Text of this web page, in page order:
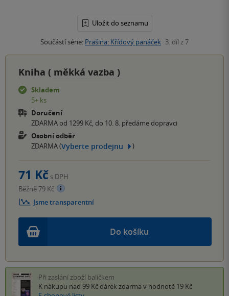
Uložit do seznamu
Součástí série: Prašina: Křídový panáček 3. díl z 7
Kniha ( měkká vazba )
Skladem
5+ ks
Doručení
ZDARMA od 1299 Kč, do 10. 8. předáme dopravci
Osobní odběr
ZDARMA (Vyberte prodejnu )
Do košíku
71 Kč s DPH
Běžně 79 Kč
Jsme transparentní
Při zaslání zboží balíčkem
K nákupu nad 99 Kč dárek zdarma v hodnotě 19 Kč